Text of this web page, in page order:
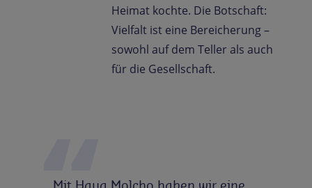
Heimat kochte. Die Botschaft:
Vielfalt ist eine Bereicherung –
sowohl auf dem Teller als auch
für die Gesellschaft.